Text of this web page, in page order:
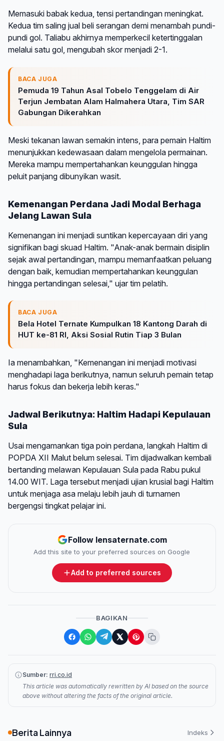
Memasuki babak kedua, tensi pertandingan meningkat.
Kedua tim saling jual beli serangan demi menambah pundi-
pundi gol. Taliabu akhirnya memperkecil ketertinggalan
melalui satu gol, mengubah skor menjadi 2-1.
BACA JUGA
Pemuda 19 Tahun Asal Tobelo Tenggelam di Air
Terjun Jembatan Alam Halmahera Utara, Tim SAR
Gabungan Dikerahkan
Meski tekanan lawan semakin intens, para pemain Haltim
menunjukkan kedewasaan dalam mengelola permainan.
Mereka mampu mempertahankan keunggulan hingga
peluit panjang dibunyikan wasit.
Kemenangan Perdana Jadi Modal Berhaga
Jelang Lawan Sula
Kemenangan ini menjadi suntikan kepercayaan diri yang
signifikan bagi skuad Haltim. "Anak-anak bermain disiplin
sejak awal pertandingan, mampu memanfaatkan peluang
dengan baik, kemudian mempertahankan keunggulan
hingga pertandingan selesai," ujar tim pelatih.
BACA JUGA
Bela Hotel Ternate Kumpulkan 18 Kantong Darah di
HUT ke-81 RI, Aksi Sosial Rutin Tiap 3 Bulan
Ia menambahkan, "Kemenangan ini menjadi motivasi
menghadapi laga berikutnya, namun seluruh pemain tetap
harus fokus dan bekerja lebih keras."
Jadwal Berikutnya: Haltim Hadapi Kepulauan
Sula
Usai mengamankan tiga poin perdana, langkah Haltim di
POPDA XII Malut belum selesai. Tim dijadwalkan kembali
bertanding melawan Kepulauan Sula pada Rabu pukul
14.00 WIT. Laga tersebut menjadi ujian krusial bagi Haltim
untuk menjaga asa melaju lebih jauh di turnamen
bergengsi tingkat pelajar ini.
Follow lensaternate.com
Add this site to your preferred sources on Google
Add to preferred sources
BAGIKAN
Sumber: rri.co.id
This article was automatically rewritten by AI based on the source
above without altering the facts of the original article.
Berita Lainnya Indeks